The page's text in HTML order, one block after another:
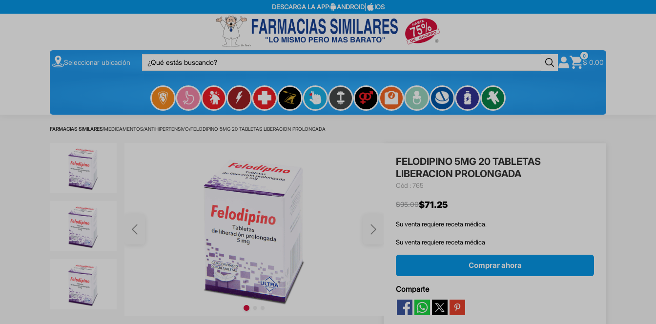
DESCARGA LA APP ANDROID| IOS
Seleccionar ubicación ¿Qué estás buscando? 0
$ 0.00
MEDICAMENTOS ANTIHIPERTENSIVO FELODIPINO 5MG 20 TABLETAS LIBERACION PROLONGADA
FELODIPINO 5MG 20 TABLETAS
LIBERACION PROLONGADA
: 765
$95.00$71.25
Su venta requiere receta médica.
Su venta requiere receta médica
Comprar ahora
Comparte